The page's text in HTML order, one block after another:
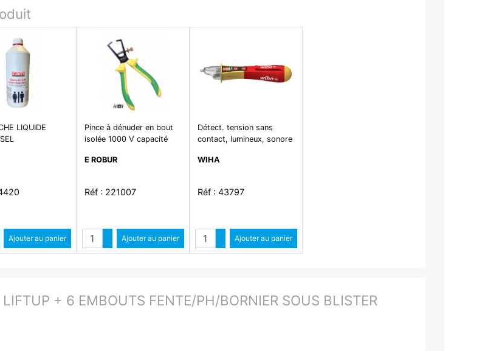
LIQUIDE
Quantité
quantité
quantité
Ajouter au panier
Pince à dénuder en bout
isolée 1000 V capacité
E ROBUR
Réf : 221007
Quantité
Augmenter quantité
Diminuer quantité
Ajouter au panier
Détect. tension sans
contact, lumineux, sonore
WIHA
Réf : 43797
Quantité
Augmenter quantité
Diminuer quantité
Ajouter au panier
+ 6 EMBOUTS FENTE/PH/BORNIER SOUS BLISTER